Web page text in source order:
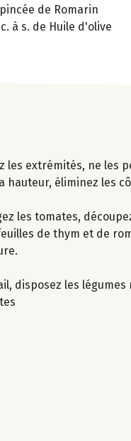
de Romarin
à s. de Huile d'olive
les extrémités, ne les
hauteur, éliminez les
les tomates,
de thym et de
disposez les